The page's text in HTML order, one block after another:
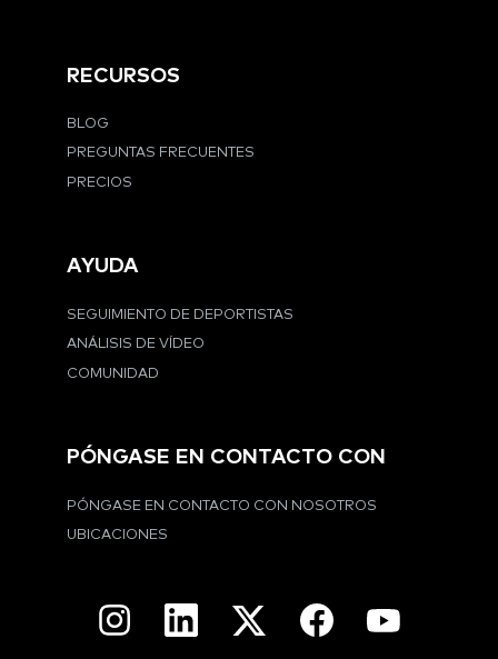
RECURSOS
BLOG
PREGUNTAS FRECUENTES
PRECIOS
AYUDA
SEGUIMIENTO DE DEPORTISTAS
ANÁLISIS DE VÍDEO
COMUNIDAD
PÓNGASE EN CONTACTO CON
PÓNGASE EN CONTACTO CON NOSOTROS
UBICACIONES